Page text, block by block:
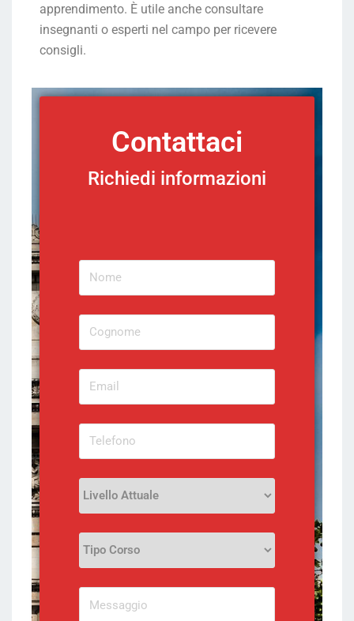
apprendimento. È utile anche consultare
insegnanti o esperti nel campo per ricevere
consigli.
Contattaci
Richiedi informazioni